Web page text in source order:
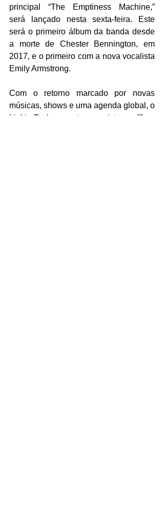
principal “The Emptiness Machine,”
será lançado nesta sexta-feira. Este
será o primeiro álbum da banda desde
a morte de Chester Bennington, em
2017, e o primeiro com a nova vocalista
Emily Armstrong.
Com o retorno marcado por novas
músicas, shows e uma agenda global, o
Linkin Park promete conquistar os fãs e